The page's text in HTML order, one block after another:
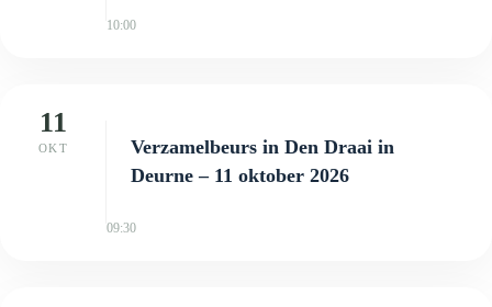
10:00
11
OKT
Verzamelbeurs in Den Draai in
Deurne – 11 oktober 2026
09:30